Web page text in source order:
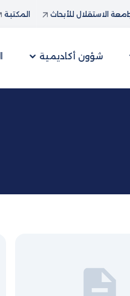
الاستقلال للأبحاث المكتبة
شؤون أكاديمية